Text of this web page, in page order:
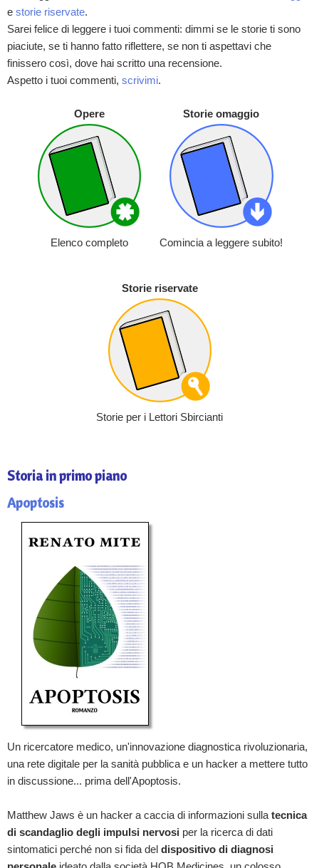
e storie riservate.
Sarei felice di leggere i tuoi commenti: dimmi se le storie ti sono
piaciute, se ti hanno fatto riflettere, se non ti aspettavi che
finissero così, dove hai scritto una recensione.
Aspetto i tuoi commenti, scrivimi.
Opere
Elenco completo
Storie omaggio
Comincia a leggere subito!
Storie riservate
Storie per i Lettori Sbircianti
Storia in primo piano
Apoptosis
Un ricercatore medico, un'innovazione diagnostica rivoluzionaria,
una rete digitale per la sanità pubblica e un hacker a mettere tutto
in discussione... prima dell'Apoptosis.
Matthew Jaws è un hacker a caccia di informazioni sullatecnica
di scandaglio degli impulsi nervosi per la ricerca di dati
sintomatici perché non si fida del dispositivo di diagnosi